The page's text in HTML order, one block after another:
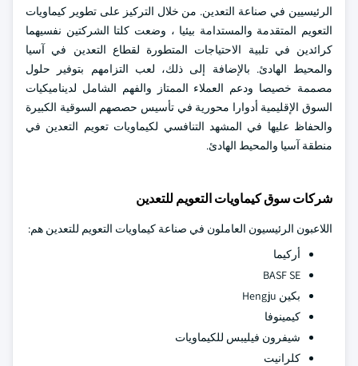
الرئيسيين في صناعة التعدين. من خلال التركيز على تطوير كيماويات
التعويم المتقدمة والمستدامة بيئيا ، وضعت كلتا الشركتين نفسيهما
كرائدين في تلبية الاحتياجات المتطورة لقطاع التعدين في آسيا
والمحيط الهادئ. بالإضافة إلى ذلك، لعب التزامهم بتوفير حلول
مصممة خصيصا ودعم العملاء الممتاز والفهم الشامل لديناميكيات
السوق الإقليمية أدوارا محورية في تأسيس حصصهم السوقية الكبيرة
والحفاظ عليها في المشهد التنافسي لكيماويات تعويم التعدين في
منطقة آسيا والمحيط الهادئ.
شركات سوق كيماويات التعويم للتعدين
اللاعبون الرئيسيون العاملون في صناعة كيماويات التعويم للتعدين هم:
أركيما
BASF SE
بكين Hengju
كيمينوفا
شيفرون فيليبس للكيماويات
كلرانيت